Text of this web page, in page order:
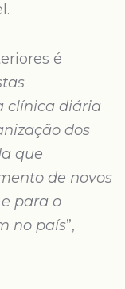
é
clínica diária
dos
que
de novos
para o
no país”,